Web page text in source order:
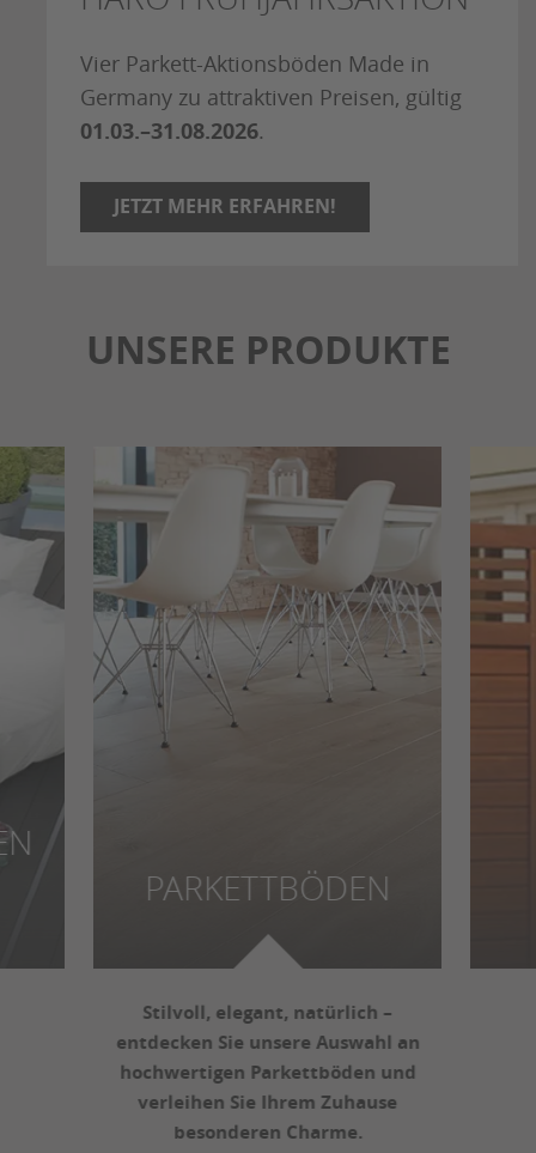
Vier Parkett-Aktionsböden Made in
Germany zu attraktiven Preisen, gültig
01.03.–31.08.2026.
JETZT MEHR ERFAHREN!
UNSERE PRODUKTE
PARKETTBÖDEN
Stilvoll, elegant, natürlich –
entdecken Sie unsere Auswahl an
hochwertigen Parkettböden und
verleihen Sie Ihrem Zuhause
besonderen Charme.